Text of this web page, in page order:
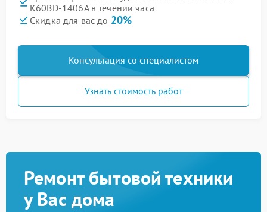
K60BD-1406A в течении часа
Скидка для вас до 20%
Консультация со специалистом
Узнать стоимость работ
Ремонт бытовой техники
у Вас дома